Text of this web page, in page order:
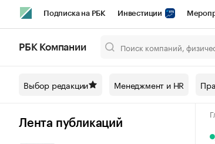
Подписка на РБК Инвестиции
Спецпроекты СПб Конференции СПб
Технологии и медиа Рынок
РБК Компании
Выбор редакции Менеджмент и HR
Лента публикаций